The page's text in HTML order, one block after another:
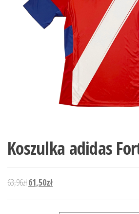
Koszulka adidas
63,96złPierwotna cena wynosiła: 63,96zł.
61,50złAktualna cena wynosi: 61,50zł.